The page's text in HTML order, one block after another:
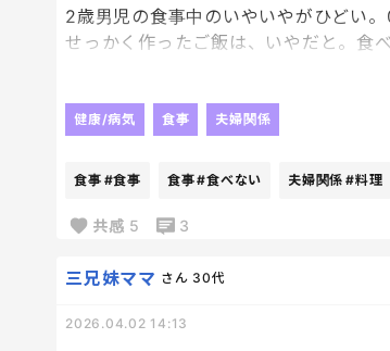
2歳男児の食事中のいやいやがひどい
せっかく作ったご飯は、いやだと。食
人事。
健康/病気 食事 夫婦関係
食事 #食事 食事#食べない 夫婦関係 #料理
共感 5 3
三兄妹ママ さん 30代
2026.04.02 14:13